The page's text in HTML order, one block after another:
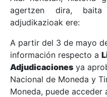
Erakutsi/Ezkutatu
Erakutsi/Ezkutatu
Erakutsi/Ezkutatu
agertzen dira,
adjudikazioak ere:
A partir del 3 de mayo
información respecto a
Adjudicaciones ya
Nacional de Moneda y
Moneda, puede